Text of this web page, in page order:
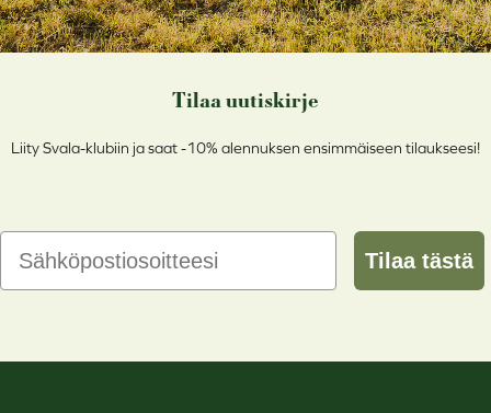
Tilaa uutiskirje
Liity Svala-klubiin ja saat -10% alennuksen ensimmäiseen tilaukseesi!
Email
Tilaa tästä